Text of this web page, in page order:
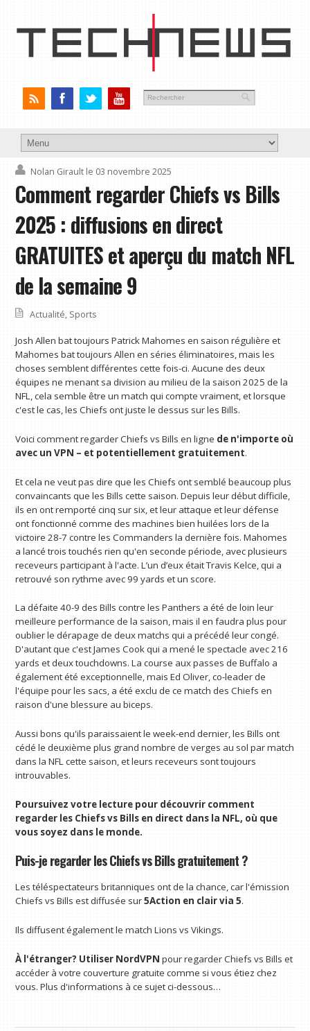
Nolan Girault le 03 novembre 2025
Comment regarder Chiefs vs Bills
2025 : diffusions en direct
GRATUITES et aperçu du match NFL
de la semaine 9
Actualité, Sports
Josh Allen bat toujours Patrick Mahomes en saison régulière et
Mahomes bat toujours Allen en séries éliminatoires, mais les
choses semblent différentes cette fois-ci. Aucune des deux
équipes ne menant sa division au milieu de la saison 2025 de la
NFL, cela semble être un match qui compte vraiment, et lorsque
c'est le cas, les Chiefs ont juste le dessus sur les Bills.
Voici comment regarder Chiefs vs Bills en ligne de n'importe où
avec un VPN – et potentiellement gratuitement.
Et cela ne veut pas dire que les Chiefs ont semblé beaucoup plus
convaincants que les Bills cette saison. Depuis leur début difficile,
ils en ont remporté cinq sur six, et leur attaque et leur défense
ont fonctionné comme des machines bien huilées lors de la
victoire 28-7 contre les Commanders la dernière fois. Mahomes
a lancé trois touchés rien qu'en seconde période, avec plusieurs
receveurs participant à l'acte. L’un d’eux était Travis Kelce, qui a
retrouvé son rythme avec 99 yards et un score.
La défaite 40-9 des Bills contre les Panthers a été de loin leur
meilleure performance de la saison, mais il en faudra plus pour
oublier le dérapage de deux matchs qui a précédé leur congé.
D'autant que c'est James Cook qui a mené le spectacle avec 216
yards et deux touchdowns. La course aux passes de Buffalo a
également été exceptionnelle, mais Ed Oliver, co-leader de
l'équipe pour les sacs, a été exclu de ce match des Chiefs en
raison d'une blessure au biceps.
Aussi bons qu'ils paraissaient le week-end dernier, les Bills ont
cédé le deuxième plus grand nombre de verges au sol par match
dans la NFL cette saison, et leurs receveurs sont toujours
introuvables.
Poursuivez votre lecture pour découvrir comment
regarder les Chiefs vs Bills en direct dans la NFL, où que
vous soyez dans le monde.
Puis-je regarder les Chiefs vs Bills gratuitement ?
Les téléspectateurs britanniques ont de la chance, car l'émission
Chiefs vs Bills est diffusée sur5Action en clair via 5.
Ils diffusent également le match Lions vs Vikings.
À l'étranger? Utiliser NordVPN pour regarder Chiefs vs Bills et
accéder à votre couverture gratuite comme si vous étiez chez
vous. Plus d'informations à ce sujet ci-dessous…